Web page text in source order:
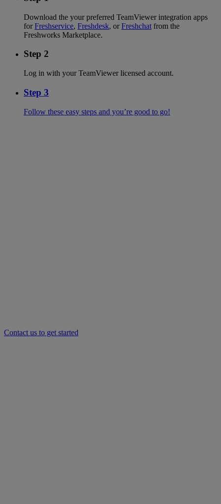
Download the your preferred TeamViewer integration apps
forFreshservice, Freshdesk, orFreshchat from the
Freshworks Marketplace.
Step 2
Log in with your TeamViewer licensed account.
Step 3
Follow these easy steps and you’re good to go!
Contact us to get started